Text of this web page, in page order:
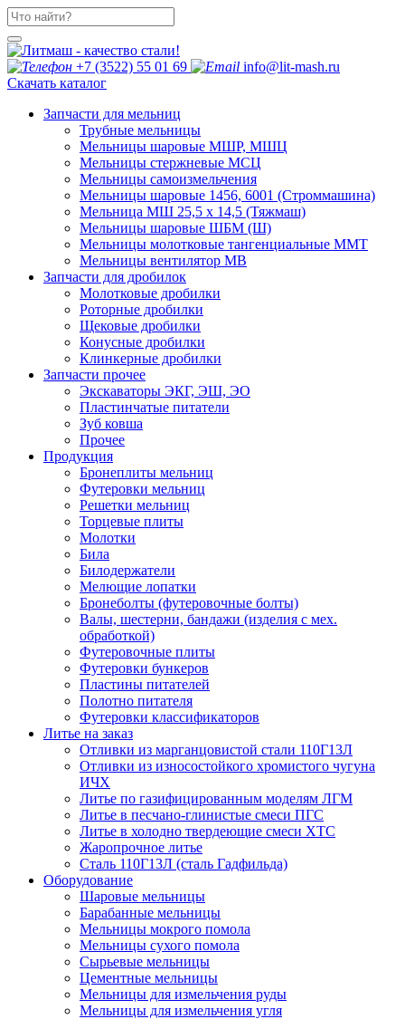
+7 (3522) 55 01 69
info@lit-mash.ru
Скачать каталог
Запчасти для мельниц
Трубные мельницы
Мельницы шаровые МШР, МШЦ
Мельницы стержневые МСЦ
Мельницы самоизмельчения
Мельницы шаровые 1456, 6001 (Строммашина)
Мельница МШ 25,5 х 14,5 (Тяжмаш)
Мельницы шаровые ШБМ (Ш)
Мельницы молотковые тангенциальные ММТ
Мельницы вентилятор МВ
Запчасти для дробилок
Молотковые дробилки
Роторные дробилки
Щековые дробилки
Конусные дробилки
Клинкерные дробилки
Запчасти прочее
Экскаваторы ЭКГ, ЭШ, ЭО
Пластинчатые питатели
Зуб ковша
Прочее
Продукция
Бронеплиты мельниц
Футеровки мельниц
Решетки мельниц
Торцевые плиты
Молотки
Била
Билодержатели
Мелющие лопатки
Бронеболты (футеровочные болты)
Валы, шестерни, бандажи (изделия с мех.
обработкой)
Футеровочные плиты
Футеровки бункеров
Пластины питателей
Полотно питателя
Футеровки классификаторов
Литье на заказ
Отливки из марганцовистой стали 110Г13Л
Отливки из износостойкого хромистого чугуна
ИЧХ
Литье по газифицированным моделям ЛГМ
Литье в песчано-глинистые смеси ПГС
Литье в холодно твердеющие смеси ХТС
Жаропрочное литье
Сталь 110Г13Л (сталь Гадфильда)
Оборудование
Шаровые мельницы
Барабанные мельницы
Мельницы мокрого помола
Мельницы сухого помола
Сырьевые мельницы
Цементные мельницы
Мельницы для измельчения руды
Мельницы для измельчения угля